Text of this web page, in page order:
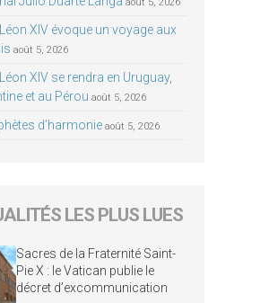
août 5, 2026
XIV évoque un voyage aux
août 5, 2026
XIV se rendra en Uruguay,
et au Pérou août 5, 2026
d’harmonie août 5, 2026
LES PLUS LUES
Sacres de la Fraternité Saint-
Pie X : le Vatican publie le
décret d’excommunication